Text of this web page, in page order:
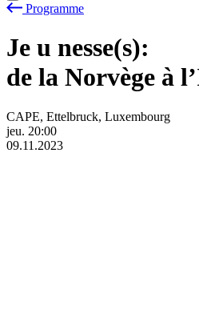
Programme
Je u nesse(s):
de la Norvège à
CAPE, Ettelbruck, Luxembourg
jeu. 20:00
09.11.2023